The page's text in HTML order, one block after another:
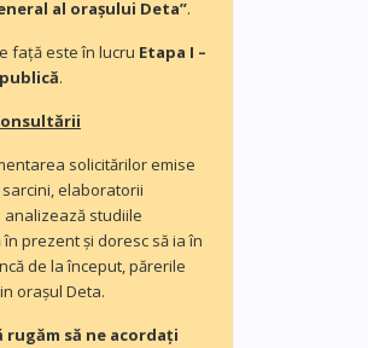
al orașului Deta”.
faţă este în lucru Etapa I –
.
solicitărilor emise
elaboratorii
studiile
prezent și doresc să ia în
de la început, părerile
orașul Deta.
rugăm să ne acordaţi